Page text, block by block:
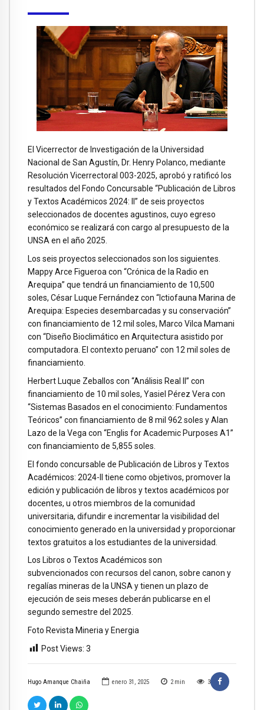
Hugo Amanque Chaiña enero 31, 2025 2 min 3
El Vicerrector de Investigación de la Universidad
Nacional de San Agustín, Dr. Henry Polanco, mediante
Resolución Vicerrectoral 003-2025, aprobó y ratificó los
resultados del Fondo Concursable “Publicación de Libros
y Textos Académicos 2024: II” de seis proyectos
seleccionados de docentes agustinos, cuyo egreso
económico se realizará con cargo al presupuesto de la
UNSA en el año 2025.
Los seis proyectos seleccionados son los siguientes.
Mappy Arce Figueroa con “Crónica de la Radio en
Arequipa” que tendrá un financiamiento de 10,500
soles, César Luque Fernández con “Ictiofauna Marina de
Arequipa: Especies desembarcadas y su conservación”
con financiamiento de 12 mil soles, Marco Vilca Mamani
con “Diseño Bioclimático en Arquitectura asistido por
computadora. El contexto peruano” con 12 mil soles de
financiamiento.
Herbert Luque Zeballos con “Análisis Real II” con
financiamiento de 10 mil soles, Yasiel Pérez Vera con
“Sistemas Basados en el conocimiento: Fundamentos
Teóricos” con financiamiento de 8 mil 962 soles y Alan
Lazo de la Vega con “Englis for Academic Purposes A1”
con financiamiento de 5,855 soles.
El fondo concursable de Publicación de Libros y Textos
Académicos: 2024-II tiene como objetivos, promover la
edición y publicación de libros y textos académicos por
docentes, u otros miembros de la comunidad
universitaria, difundir e incrementar la visibilidad del
conocimiento generado en la universidad y proporcionar
textos gratuitos a los estudiantes de la universidad.
Los Libros o Textos Académicos son
subvencionados con recursos del canon, sobre canon y
regalías mineras de la UNSA y tienen un plazo de
ejecución de seis meses deberán publicarse en el
segundo semestre del 2025.
Foto Revista Mineria y Energia
Post Views: 3